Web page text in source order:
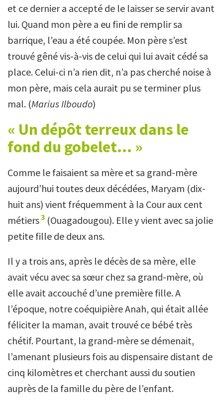
et ce dernier a accepté de le laisser se servir avant
lui. Quand mon père a eu fini de remplir sa
barrique, l’eau a été coupée. Mon père s’est
trouvé gêné vis-à-vis de celui qui lui avait cédé sa
place. Celui-ci n’a rien dit, n’a pas cherché noise à
mon père, mais cela aurait pu se terminer plus
mal. (Marius Ilboudo)
« Un dépôt terreux dans le
fond du gobelet... »
Comme le faisaient sa mère et sa grand-mère
aujourd’hui toutes deux décédées, Maryam (dix-
huit ans) vient fréquemment à la Cour aux cent
métiers3 (Ouagadougou). Elle y vient avec sa jolie
petite fille de deux ans.
Il y a trois ans, après le décès de sa mère, elle
avait vécu avec sa sœur chez sa grand-mère, où
elle avait accouché d’une première fille. A
l’époque, notre coéquipière Anah, qui était allée
féliciter la maman, avait trouvé ce bébé très
chétif. Pourtant, la grand-mère se démenait,
l’amenant plusieurs fois au dispensaire distant de
cinq kilomètres et cherchant aussi du soutien
auprès de la famille du père de l’enfant.